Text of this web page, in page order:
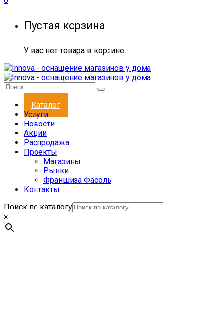
Пустая корзина
У вас нет товара в корзине
Каталог
Услуги
Новости
Акции
Распродажа
Проекты
Магазины
Рынки
Франшиза Фасоль
Контакты
Поиск по каталогу
×